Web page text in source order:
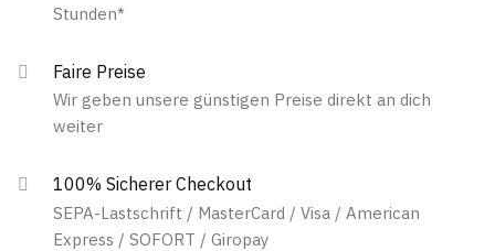
Stunden*
Faire Preise
Wir geben unsere günstigen Preise direkt an dich
weiter
100% Sicherer Checkout
SEPA-Lastschrift / MasterCard / Visa / American
Express / SOFORT / Giropay